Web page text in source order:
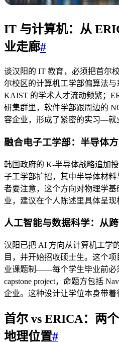
IT 与计算机：从
业走廊#
谈汉阳的 IT 教育，必须把首尔
尔校区的计算机工学部偏算法与
KAIST 的学术人才流动频繁；
研集群里，软件学部跟周边的
容企业，形成了紧密的实习—就
融合电子工学部：半导体
韩国政府的 K-半导体战略追加
子工学部扩招，其中半导体材
者要注意，这个方向对物理学
业，建议在个人陈述里具体呈现
人工智能与数据科学：从
汉阳已把 AI 方向从计算机工学
目，并开始招收硕士生。这个
业课题制——每个学生毕业前必
capstone project，命题方包括
企业。这种设计让学位本身带着
首尔 vs ERICA：两
地理位置#